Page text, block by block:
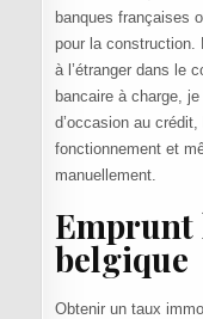
banques françaises
pour la construction.
à l’étranger dans le
bancaire à charge,
d’occasion au
fonctionnement et
manuellement.
Emprunt
belgique
Obtenir un taux